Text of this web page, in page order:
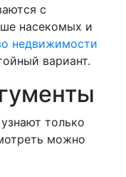
с
насекомых и
недвижимости
вариант.
только
можно